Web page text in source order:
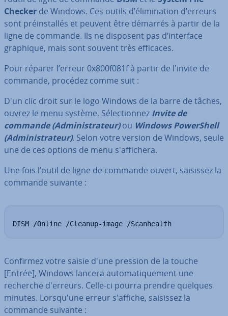
Checker de Windows. Ces outils d’éli­mi­na­tion d’erreurs
sont préins­tal­lés et peuvent être démarrés à partir de la
ligne de commande. Ils ne disposent pas d’interface
graphique, mais sont souvent très efficaces.
Pour réparer l’erreur 0x800f081f à partir de l'invite de
commande, procédez comme suit :
D'un clic droit sur le logo Windows de la barre de tâches,
ouvrez le menu système. Sé­lec­tion­nez Invite de
commande (Ad­mi­nis­tra­teur)ou Windows Po­wer­Shell
(Ad­mi­nis­tra­teur). Selon votre version de Windows, seule
une de ces options de menu s'af­fi­chera.
Une fois l’outil de ligne de commande ouvert, saisissez la
commande suivante :
DISM /Online /Cleanup-image /Scanhealth
Confirmez votre saisie d'une pression de la touche
[Entrée], Windows lancera au­to­ma­ti­que­ment une
recherche d'erreurs. Celle-ci pourra prendre quelques
minutes. Lors­qu'une erreur s'affiche, saisissez la
commande suivante :